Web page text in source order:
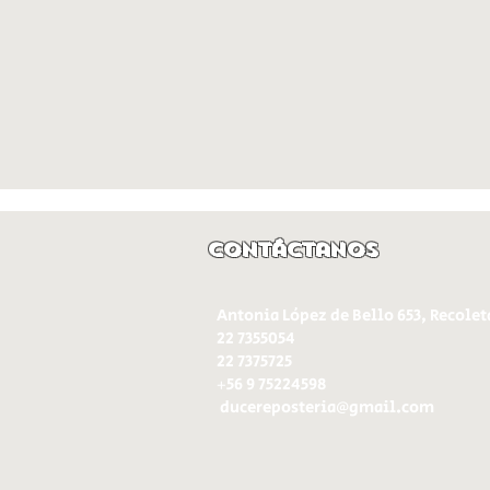
Contáctanos
Antonia López de Bello 653,
22 7355054
22 7375725
+56 9 75224598
ducereposteria@gmail.com